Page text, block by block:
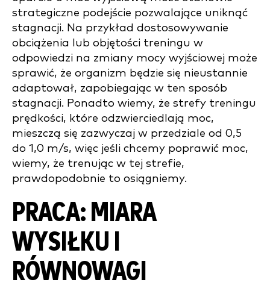
strategiczne podejście pozwalające uniknąć
stagnacji. Na przykład dostosowywanie
obciążenia lub objętości treningu w
odpowiedzi na zmiany mocy wyjściowej może
sprawić, że organizm będzie się nieustannie
adaptował, zapobiegając w ten sposób
stagnacji. Ponadto wiemy, że strefy treningu
prędkości, które odzwierciedlają moc,
mieszczą się zazwyczaj w przedziale od 0,5
do 1,0 m/s, więc jeśli chcemy poprawić moc,
wiemy, że trenując w tej strefie,
prawdopodobnie to osiągniemy.
PRACA: MIARA
WYSIŁKU I
RÓWNOWAGI